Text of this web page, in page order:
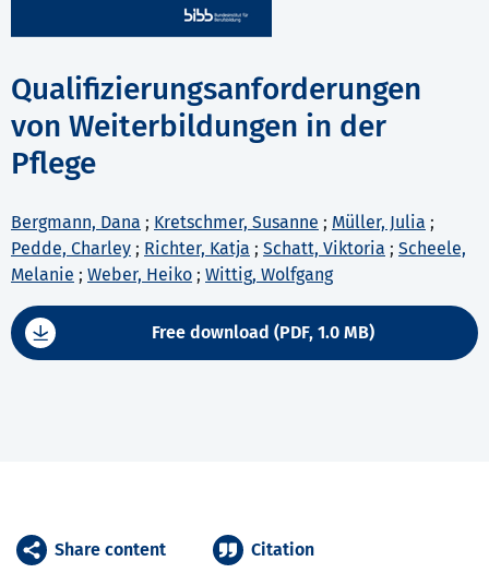
Qualifizierungsanforderungen
von Weiterbildungen in der
Pflege
Bergmann, Dana ; Kretschmer, Susanne ; Müller, Julia ;
Pedde, Charley ; Richter, Katja ; Schatt, Viktoria ; Scheele,
Melanie ; Weber, Heiko ; Wittig, Wolfgang
Free download (PDF, 1.0 MB)
Share content Citation